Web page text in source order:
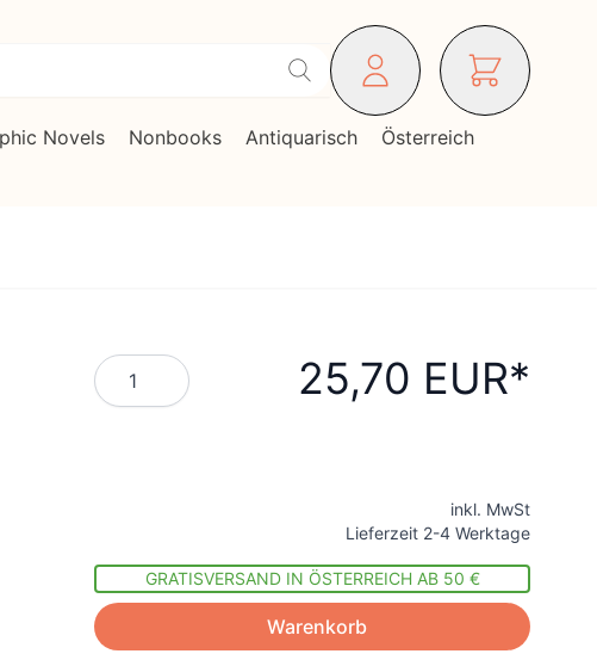
Novels Nonbooks Antiquarisch
Österreich
Menge 25,70 EUR
inkl. MwSt
Lieferzeit 2-4 Werktage
GRATISVERSAND IN ÖSTERREICH AB 50 €
Warenkorb